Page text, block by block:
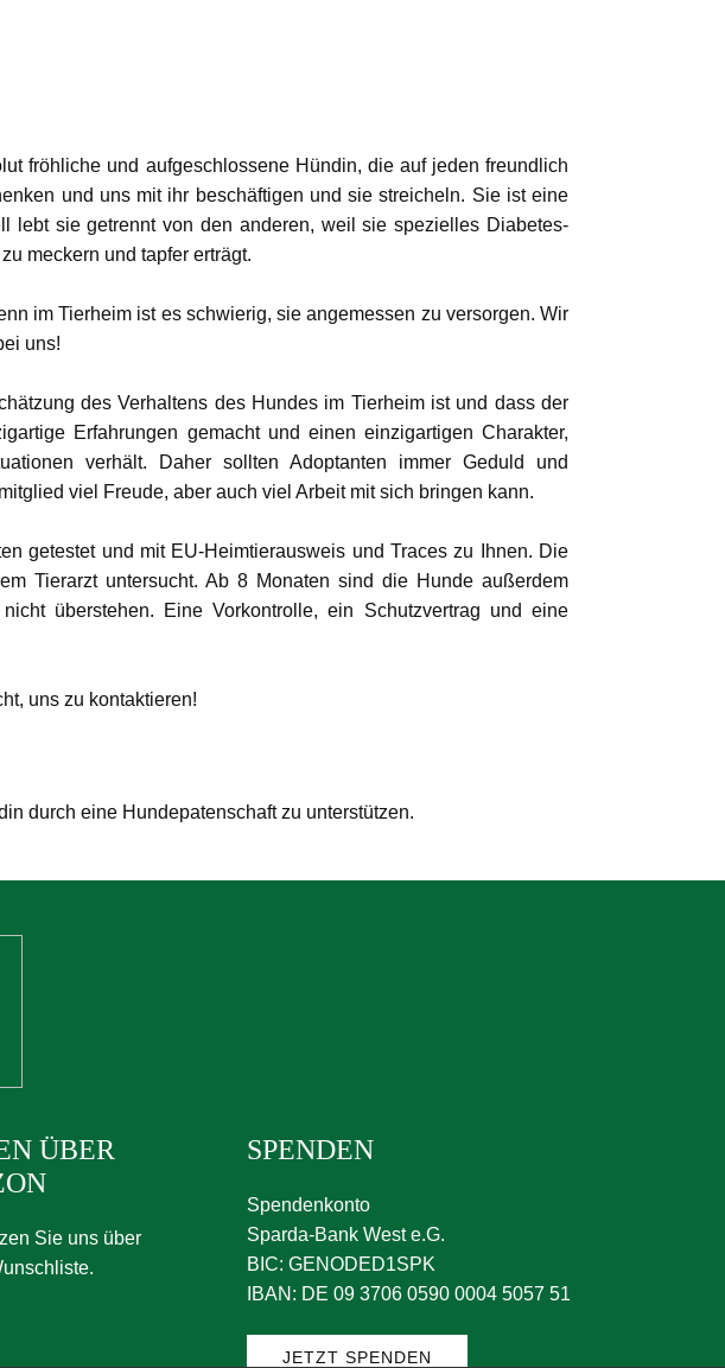
fröhliche und aufgeschlossene Hündin, die auf jeden freundlich
und uns mit ihr beschäftigen und sie streicheln. Sie ist eine
lebt sie getrennt von den anderen, weil sie spezielles Diabetes-
meckern und tapfer erträgt.
im Tierheim ist es schwierig, sie angemessen zu versorgen. Wir
uns!
des Verhaltens des Hundes im Tierheim ist und dass der
Erfahrungen gemacht und einen einzigartigen Charakter,
verhält. Daher sollten Adoptanten immer Geduld und
viel Freude, aber auch viel Arbeit mit sich bringen kann.
getestet und mit EU-Heimtierausweis und Traces zu Ihnen. Die
Tierarzt untersucht. Ab 8 Monaten sind die Hunde außerdem
überstehen. Eine Vorkontrolle, ein Schutzvertrag und eine
uns zu kontaktieren!
durch eine Hundepatenschaft zu unterstützen.
ÜBER
Sie uns über
SPENDEN
Spendenkonto
Sparda-Bank West e.G.
BIC: GENODED1SPK
IBAN: DE 09 3706 0590 0004 5057 51
JETZT SPENDEN